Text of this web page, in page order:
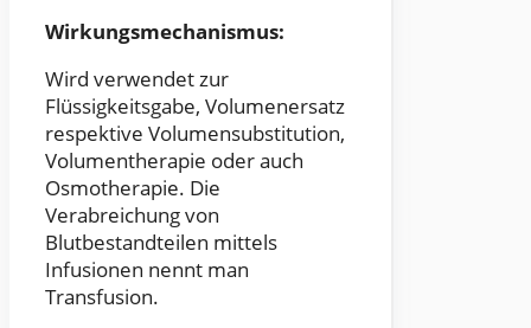
Wirkungsmechanismus:
Wird verwendet zur
Flüssigkeitsgabe, Volumenersatz
respektive Volumensubstitution,
Volumentherapie oder auch
Osmotherapie. Die
Verabreichung von
Blutbestandteilen mittels
Infusionen nennt man
Transfusion.